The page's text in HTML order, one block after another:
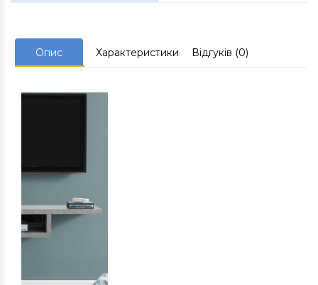
Опис Характеристики Відгуків (0)